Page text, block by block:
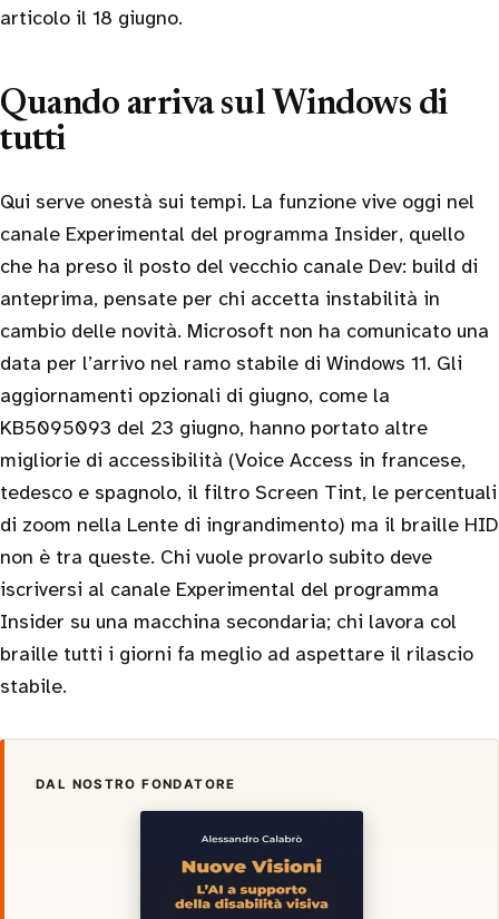
articolo il 18 giugno.
Quando arriva sul Windows di
tutti
Qui serve onestà sui tempi. La funzione vive oggi nel
canale Experimental del programma Insider, quello
che ha preso il posto del vecchio canale Dev: build di
anteprima, pensate per chi accetta instabilità in
cambio delle novità. Microsoft non ha comunicato una
data per l’arrivo nel ramo stabile di Windows 11. Gli
aggiornamenti opzionali di giugno, come la
KB5095093 del 23 giugno, hanno portato altre
migliorie di accessibilità (Voice Access in francese,
tedesco e spagnolo, il filtro Screen Tint, le percentuali
di zoom nella Lente di ingrandimento) ma il braille HID
non è tra queste. Chi vuole provarlo subito deve
iscriversi al canale Experimental del programma
Insider su una macchina secondaria; chi lavora col
braille tutti i giorni fa meglio ad aspettare il rilascio
stabile.
DAL NOSTRO FONDATORE